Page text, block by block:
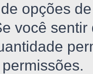
opções
você